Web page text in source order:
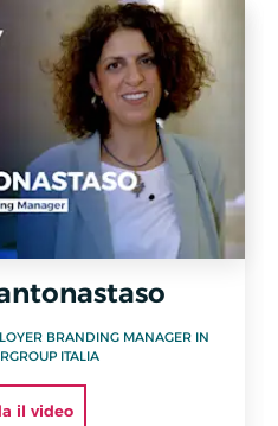
BRANDING MANAGER IN
ITALIA
il video